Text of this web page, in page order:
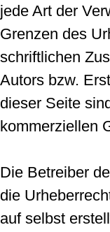
jede Art der
Grenzen des
schriftlichen
Autors bzw.
dieser Seite
kommerziellen
Die Betreiber
die
auf selbst